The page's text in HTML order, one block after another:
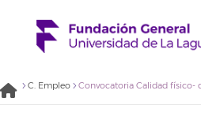
C. Empleo